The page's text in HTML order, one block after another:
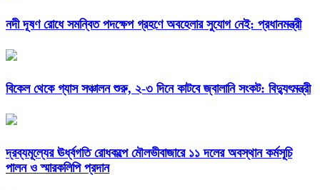
নদী দূষণ রোধে সমন্বিত পদক্ষেপ গ্রহণে অবহেলার সুযোগ নেই: প্রধানমন্ত্রী
বিকেল থেকে গ্যাস সঞ্চালন শুরু, ২-৩ দিনে কাটবে জ্বালানি সংকট: বিদ্যুৎমন্ত্রী
দ্রব্যমূল্যের ঊর্ধ্বগতি রোধকল্পে মৌলভীবাজারে ১১ দলের অবস্থান কর্মসূচি
পালন ও স্মারকলিপি প্রদান